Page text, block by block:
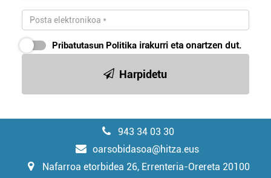
Pribatutasun Politika irakurri eta onartzen dut.
Harpidetu
943 34 03 30
oarsobidasoa@hitza.eus
Nafarroa etorbidea 26, Errenteria-Orereta 20100